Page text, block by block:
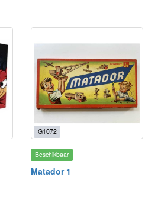
G1072
Beschikbaar
Matador 1